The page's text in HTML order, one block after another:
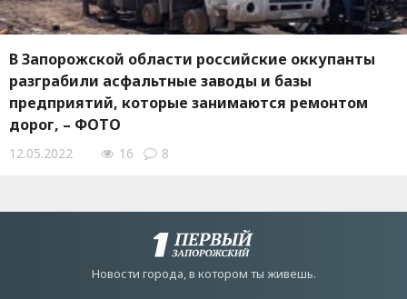
В Запорожской области российские оккупанты
разграбили асфальтные заводы и базы
предприятий, которые занимаются ремонтом
дорог, – ФОТО
12.05.2022 16 8
Новости города, в котором ты живешь.